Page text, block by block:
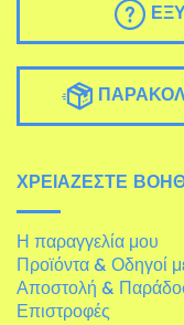
ΧΡΕΙΆΖΕΣΤΕ
Η παραγγελία μου
Προϊόντα & Οδηγοί
Αποστολή &
Επιστροφές